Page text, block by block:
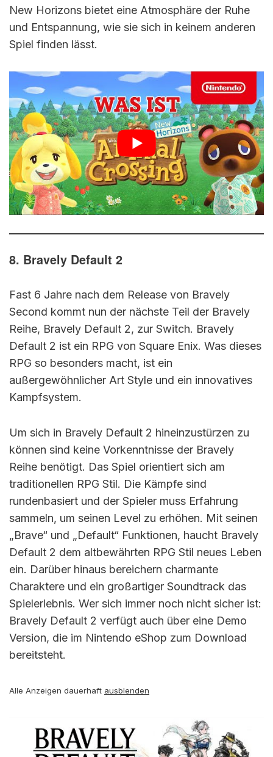
New Horizons bietet eine Atmosphäre der Ruhe
und Entspannung, wie sie sich in keinem anderen
Spiel finden lässt.
8. Bravely Default 2
Fast 6 Jahre nach dem Release von Bravely
Second kommt nun der nächste Teil der Bravely
Reihe, Bravely Default 2, zur Switch. Bravely
Default 2 ist ein RPG von Square Enix. Was dieses
RPG so besonders macht, ist ein
außergewöhnlicher Art Style und ein innovatives
Kampfsystem.
Um sich in Bravely Default 2 hineinzustürzen zu
können sind keine Vorkenntnisse der Bravely
Reihe benötigt. Das Spiel orientiert sich am
traditionellen RPG Stil. Die Kämpfe sind
rundenbasiert und der Spieler muss Erfahrung
sammeln, um seinen Level zu erhöhen. Mit seinen
„Brave“ und „Default“ Funktionen, haucht Bravely
Default 2 dem altbewährten RPG Stil neues Leben
ein. Darüber hinaus bereichern charmante
Charaktere und ein großartiger Soundtrack das
Spielerlebnis. Wer sich immer noch nicht sicher ist:
Bravely Default 2 verfügt auch über eine Demo
Version, die im Nintendo eShop zum Download
bereitsteht.
Alle Anzeigen dauerhaft ausblenden